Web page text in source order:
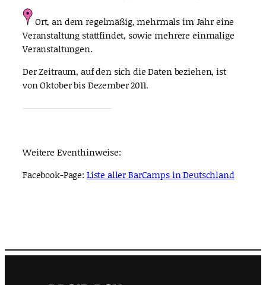
Ort, an dem regelmäßig, mehrmals im Jahr eine
Veranstaltung stattfindet, sowie mehrere einmalige
Veranstaltungen.
Der Zeitraum, auf den sich die Daten beziehen, ist
von Oktober bis Dezember 2011.
Weitere Eventhinweise:
Facebook-Page: Liste aller BarCamps in Deutschland